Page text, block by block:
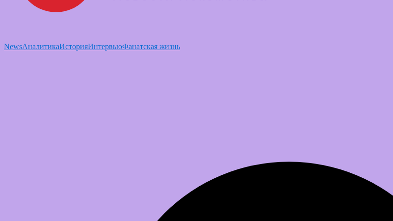
NewsАналитикаИсторияИнтервьюФанатская жизнь